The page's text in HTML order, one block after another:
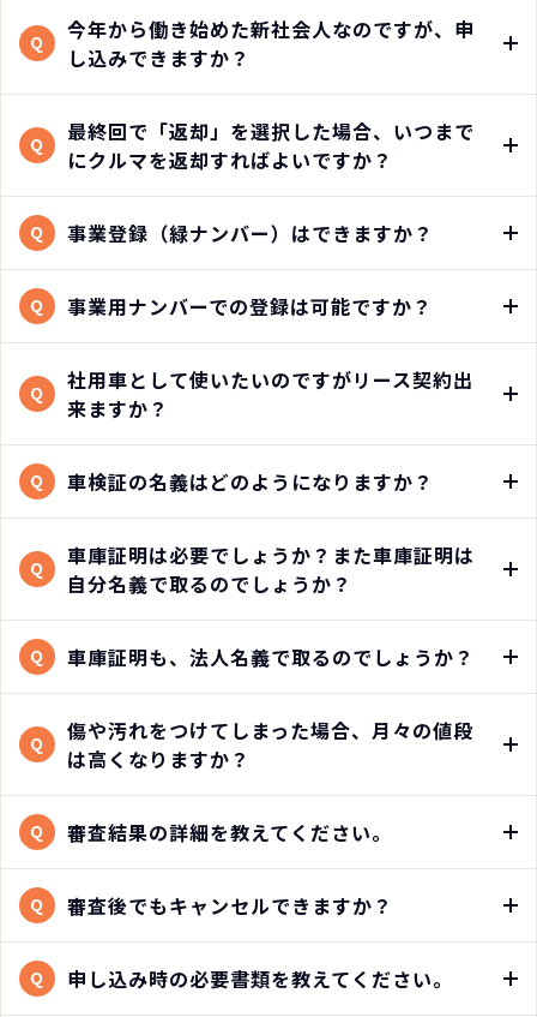
Q
今年から働き始めた新社会人なのですが、申
し込みできますか？
Q
最終回で「返却」を選択した場合、いつまで
にクルマを返却すればよいですか？
Q 事業登録（緑ナンバー）はできますか？
Q 事業用ナンバーでの登録は可能ですか？
Q
社用車として使いたいのですがリース契約出
来ますか？
Q 車検証の名義はどのようになりますか？
Q
車庫証明は必要でしょうか？また車庫証明は
自分名義で取るのでしょうか？
Q 車庫証明も、法人名義で取るのでしょうか？
Q
傷や汚れをつけてしまった場合、月々の値段
は高くなりますか？
Q 審査結果の詳細を教えてください。
Q 審査後でもキャンセルできますか？
Q 申し込み時の必要書類を教えてください。